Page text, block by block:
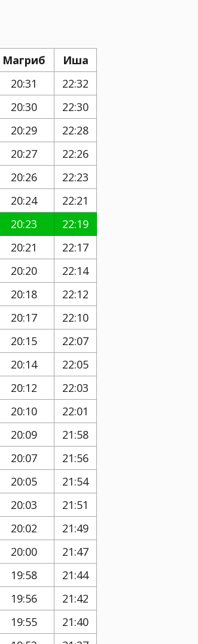
Магриб
Иша
20:31
22:32
20:30
22:30
20:29
22:28
20:27
22:26
20:26
22:23
20:24
22:21
20:23
22:19
20:21
22:17
20:20
22:14
20:18
22:12
20:17
22:10
20:15
22:07
20:14
22:05
20:12
22:03
20:10
22:01
20:09
21:58
20:07
21:56
20:05
21:54
20:03
21:51
20:02
21:49
20:00
21:47
19:58
21:44
19:56
21:42
19:55
21:40